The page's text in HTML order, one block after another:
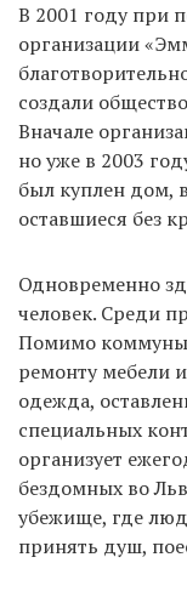
В 2001 году при
организации
создали
Вначале
но уже в 2003
был куплен дом,
оставшиеся без
Одновременно
человек. Среди
Помимо коммуны
ремонту мебели
одежда,
специальных
организует
бездомных во
убежище, где
принять душ,